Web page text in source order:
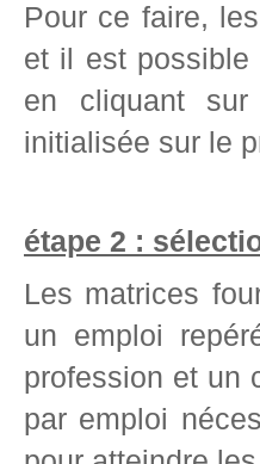
Pour ce faire,
et il est possible
en cliquant
initialisée sur le
étape 2 :
Les matrices
un emploi
profession et un
par emploi